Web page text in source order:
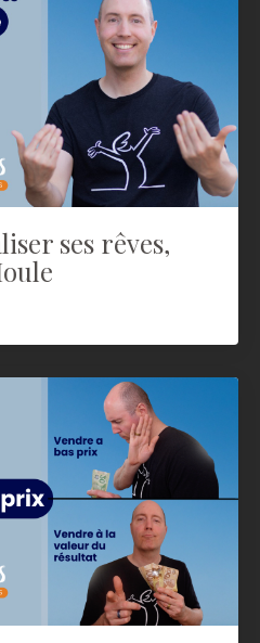
ses rêves,